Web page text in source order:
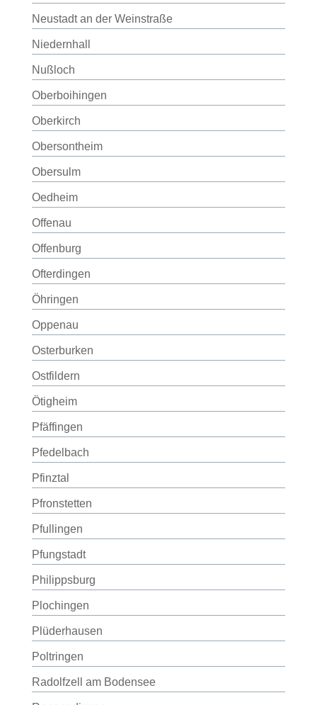
Neustadt an der Weinstraße
Niedernhall
Nußloch
Oberboihingen
Oberkirch
Obersontheim
Obersulm
Oedheim
Offenau
Offenburg
Ofterdingen
Öhringen
Oppenau
Osterburken
Ostfildern
Ötigheim
Pfäffingen
Pfedelbach
Pfinztal
Pfronstetten
Pfullingen
Pfungstadt
Philippsburg
Plochingen
Plüderhausen
Poltringen
Radolfzell am Bodensee